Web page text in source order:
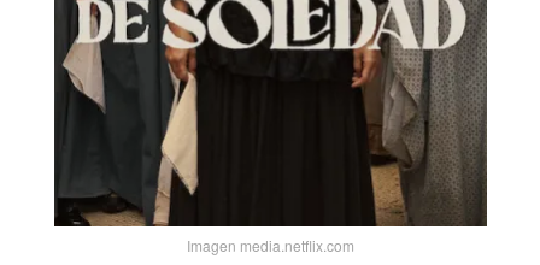
Imagen media.netflix.com